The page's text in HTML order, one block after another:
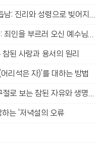
된 사랑과 용서의 원리
리석은 자)’를 대하는 방법
는 ‘저녁설의 오류